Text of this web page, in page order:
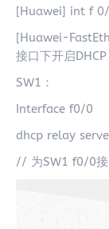
[Huawei] int f
[Huawei-
接口下开启DHCP
SW1：
Interface f0/0
dhcp relay
// 为SW1 f0/0接